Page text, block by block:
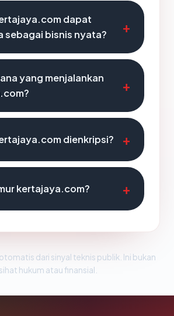
dapat
sebagai bisnis nyata?
yang menjalankan
dienkripsi?
kertajaya.com?
dari sinyal teknis publik. Ini bukan
hukum atau finansial.